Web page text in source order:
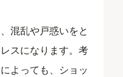
混乱や戸惑いをと
スになります。考
よっても、ショッ